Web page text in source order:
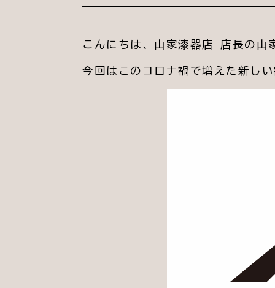
こんにちは、山家漆器店 店長の山
今回はこのコロナ禍で増えた新し